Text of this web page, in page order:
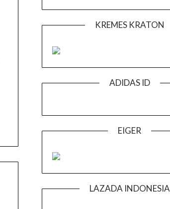
KREMES KRATON
ADIDAS ID
EIGER
LAZADA INDONESIA